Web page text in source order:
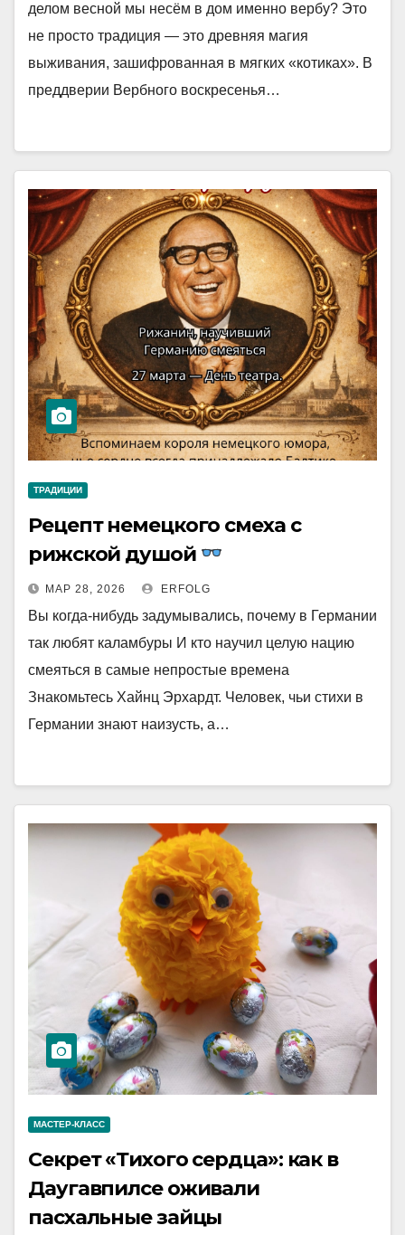
делом весной мы несём в дом именно вербу? Это
не просто традиция — это древняя магия
выживания, зашифрованная в мягких «котиках». В
преддверии Вербного воскресенья…
ТРАДИЦИИ
Рецепт немецкого смеха с
рижской душой
МАР 28, 2026 ERFOLG
Вы когда-нибудь задумывались, почему в Германии
так любят каламбуры И кто научил целую нацию
смеяться в самые непростые времена
Знакомьтесь Хайнц Эрхардт. Человек, чьи стихи в
Германии знают наизусть, а…
МАСТЕР-КЛАСС
Секрет «Тихого сердца»: как в
Даугавпилсе оживали
пасхальные зайцы